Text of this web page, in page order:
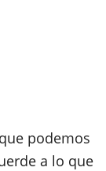
podemos
a lo que